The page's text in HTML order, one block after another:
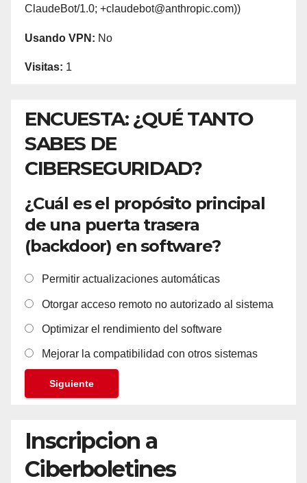
ClaudeBot/1.0; +claudebot@anthropic.com))
Usando VPN: No
Visitas: 1
ENCUESTA: ¿QUÉ TANTO
SABES DE
CIBERSEGURIDAD?
¿Cuál es el propósito principal
de una puerta trasera
(backdoor) en software?
Permitir actualizaciones automáticas
Otorgar acceso remoto no autorizado al sistema
Optimizar el rendimiento del software
Mejorar la compatibilidad con otros sistemas
Siguiente
Inscripcion a
Ciberboletines